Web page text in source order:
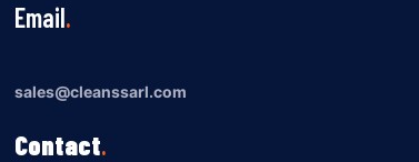
Email
sales@cleanssarl.com
Contact